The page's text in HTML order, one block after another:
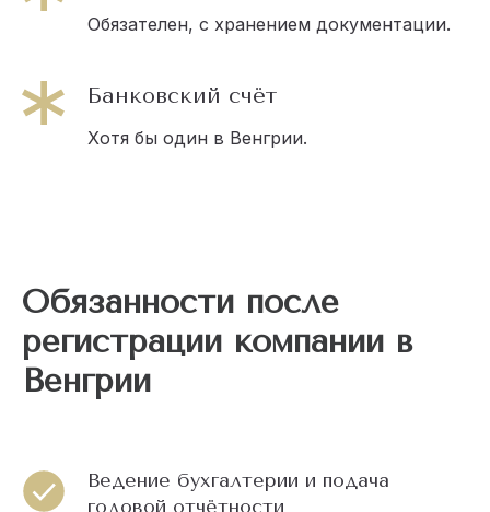
Обязателен, с хранением документации.
Банковский счёт
Хотя бы один в Венгрии.
Обязанности после
регистрации компании в
Венгрии
Ведение бухгалтерии и подача
годовой отчётности